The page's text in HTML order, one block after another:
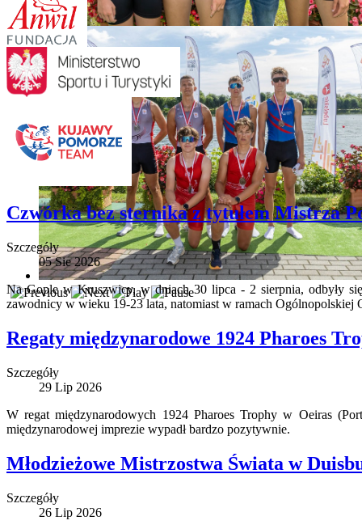
Czwórka bez sternika z tytułem Mistrza
Szczegóły
05 Sie 2026
Na Gople w Kruszwicy, w dniach 30 lipca - 2 sierpnia, odbyły
zawodnicy w wieku 19-23 lata, natomiast w ramach Ogólnopolskiej
Regaty międzynarodowe 1924 Pharoes
Szczegóły
29 Lip 2026
W regat międzynarodowych 1924 Pharoes Trophy w Oeiras
międzynarodowej imprezie wypadł bardzo pozytywnie.
Młodzieżowe Mistrzostwa Świata w
Szczegóły
26 Lip 2026